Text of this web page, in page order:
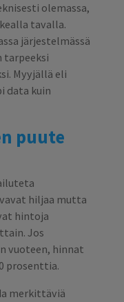
olemassa,
tavalla.
järjestelmässä
tarpeeksi
Myyjällä eli
data kuin
puute
hiljaa mutta
hintoja
Jos
vuoteen, hinnat
prosenttia.
merkittäviä